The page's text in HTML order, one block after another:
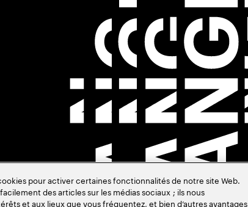
pour activer certaines fonctionnalités de notre site Web.
des articles sur les médias sociaux ; ils nous
et aux lieux que vous fréquentez, et bien d’autres avantages